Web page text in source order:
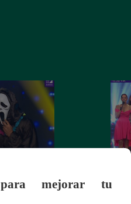
–
Yo
para mejorar tu